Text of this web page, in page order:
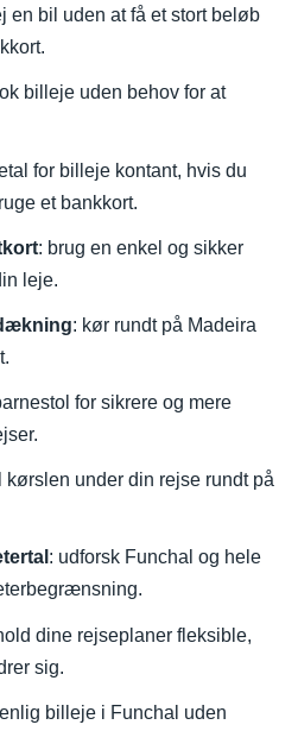
en bil uden at få et stort beløb
billeje uden behov for at
for billeje kontant, hvis du
et bankkort.
: brug en enkel og sikker
leje.
: kør rundt på Madeira
for sikrere og mere
kørslen under din rejse rundt på
: udforsk Funchal og hele
dine rejseplaner fleksible,
sig.
billeje i Funchal uden